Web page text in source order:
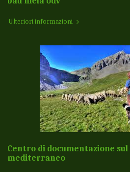
Ulteriori informazioni
Centro di documentazione
mediterraneo